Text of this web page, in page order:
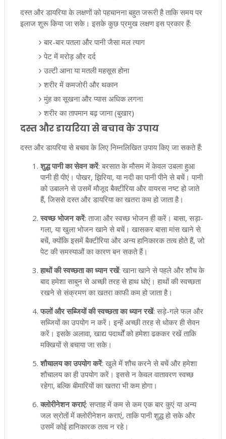
दस्त और डायरिया के लक्षणों को पहचानना बहुत जरूरी है ताकि समय पर
इलाज शुरू किया जा सके। इसके कुछ प्रमुख लक्षण इस प्रकार हैं:
बार-बार पतला और पानी जैसा मल त्याग
पेट में मरोड़ और दर्द
उल्टी आना या मतली महसूस होना
शरीर में कमजोरी और थकान
मुंह का सूखना और प्यास अधिक लगना
शरीर का तापमान बढ़ जाना (बुखार)
दस्त और डायरिया से बचाव के उपाय
दस्त और डायरिया से बचाव के लिए निम्नलिखित उपाय किए जा सकते हैं:
शुद्ध पानी का सेवन करें: बरसात के मौसम में केवल उबला हुआ
पानी ही पीएं। पोखर, झिरिया, या नदी का पानी पीने से बचें। पानी
को उबालने से उसमें मौजूद बैक्टीरिया और वायरस नष्ट हो जाते
हैं, जिससे दस्त और डायरिया का खतरा कम हो जाता है।
स्वच्छ भोजन करें: ताजा और स्वच्छ भोजन ही करें। बासा, सड़ा-
गला, या खुला भोजन खाने से बचें। खासकर बासा मांस खाने से
बचें, क्योंकि इसमें बैक्टीरिया और अन्य हानिकारक तत्व होते हैं, जो
पेट की समस्याओं का कारण बन सकते हैं।
हाथों की स्वच्छता का ध्यान रखें: खाना खाने से पहले और शौच के
बाद हमेशा साबुन से अच्छी तरह से हाथ धोएं। हाथों की स्वच्छता
रखने से संक्रमण का खतरा काफी कम हो जाता है।
फलों और सब्जियों की स्वच्छता का ध्यान रखें: सड़े-गले फल और
सब्जियों का उपयोग न करें। इन्हें अच्छी तरह से धोकर ही सेवन
करें। इसके अलावा, खाद्य पदार्थों को हमेशा ढककर रखें ताकि
मक्खियों से बचाया जा सके।
शौचालय का उपयोग करें: खुले में शौच करने से बचें और हमेशा
शौचालय का ही उपयोग करें। इससे न केवल वातावरण स्वच्छ
रहेगा, बल्कि बीमारियों का खतरा भी कम होगा।
क्लोरीनेशन कराएं: सप्ताह में कम से कम एक बार कुएं या अन्य
जल स्रोतों में क्लोरीनेशन कराएं, ताकि पानी शुद्ध हो सके और
उसमें कोई हानिकारक तत्व न रहे।